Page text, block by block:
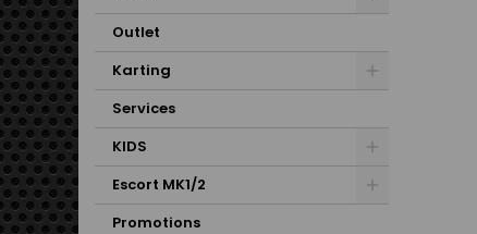
Outlet
Karting
Services
KIDS
Escort MK1/2
Promotions